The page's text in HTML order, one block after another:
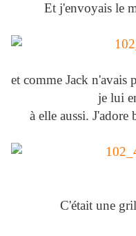
Et j'envoyais le
et comme Jack n'avais
je lui
à elle aussi.
C'était une